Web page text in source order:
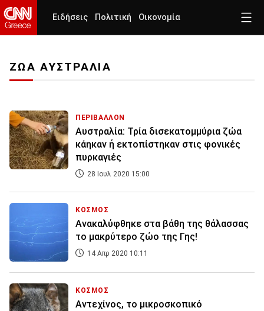
Ειδήσεις Πολιτική Οικονομία
ΖΩΑ ΑΥΣΤΡΑΛΙΑ
ΠΕΡΙΒΑΛΛΟΝ
Αυστραλία: Τρία δισεκατομμύρια ζώα
κάηκαν ή εκτοπίστηκαν στις φονικές
πυρκαγιές
28 Ιουλ 2020 15:00
ΚΟΣΜΟΣ
Ανακαλύφθηκε στα βάθη της θάλασσας
το μακρύτερο ζώο της Γης!
14 Απρ 2020 10:11
ΚΟΣΜΟΣ
Αντεχίνος, το μικροσκοπικό